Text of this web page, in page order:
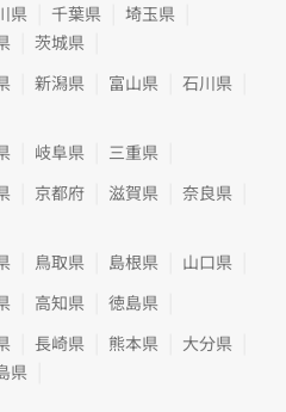
県 千葉県
埼玉県
茨城県
新潟県 富山県
石川県
岐阜県
三重県
京都府 滋賀県
奈良県
鳥取県 島根県
山口県
高知県
徳島県
長崎県 熊本県
大分県
県